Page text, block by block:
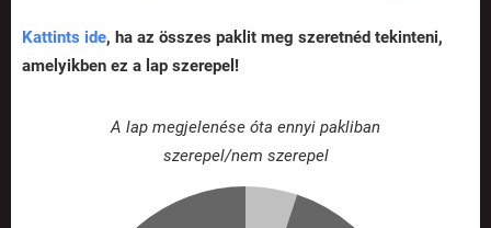
Kattints ide, ha az összes paklit meg szeretnéd tekinteni,
amelyikben ez a lap szerepel!
A lap megjelenése óta ennyi pakliban
szerepel/nem szerepel